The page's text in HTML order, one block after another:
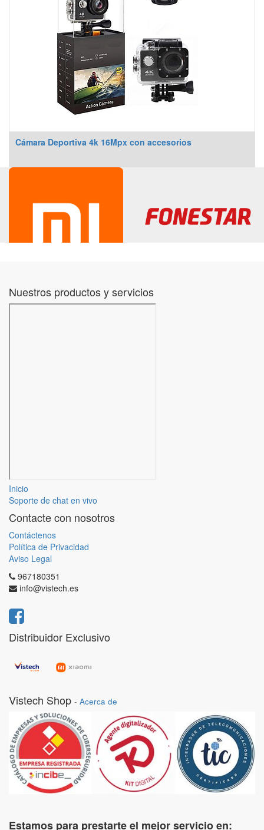
Cámara Deportiva 4k 16Mpx con accesorios
Nuestros productos y servicios
Inicio
Soporte de chat en vivo
Contacte con nosotros
Contáctenos
Política de Privacidad
Aviso Legal
967180351
info@vistech.es
Distribuidor Exclusivo
Vistech Shop - Acerca de
Estamos para prestarte el mejor servicio en: